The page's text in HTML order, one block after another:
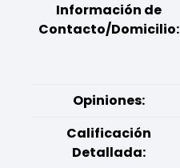
Información de
Contacto/Domicilio:
Opiniones:
Calificación
Detallada: